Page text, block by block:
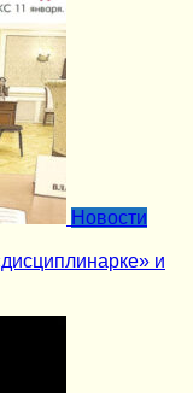
Новости
и